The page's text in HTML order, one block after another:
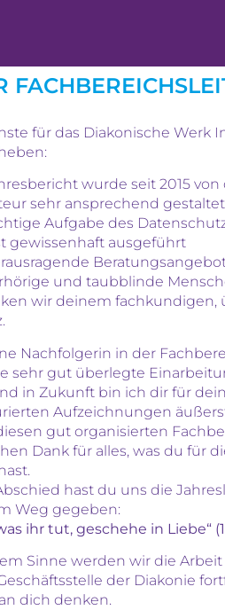
für das Diakonische Werk
wurde seit 2015
sehr ansprechend gestaltet
Aufgabe des
gewissenhaft ausgeführt
und taubblinde
wir deinem fachkundigen,
Nachfolgerin in der
sehr gut überlegte
in Zukunft bin ich dir für
Aufzeichnungen
gut organisierten
Dank für alles, was du für
hast du uns die
Weg gegeben:
ihr tut, geschehe in Liebe“
Sinne werden wir die
der Diakonie
dich denken.